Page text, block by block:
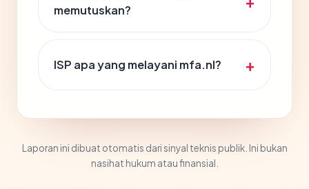
memutuskan?
ISP apa yang melayani mfa.nl?
Laporan ini dibuat otomatis dari sinyal teknis publik. Ini bukan
nasihat hukum atau finansial.